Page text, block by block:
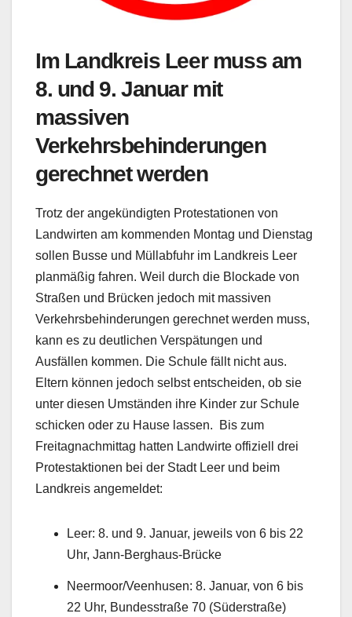
Im Landkreis Leer muss am
8. und 9. Januar mit
massiven
Verkehrsbehinderungen
gerechnet werden
Trotz der angekündigten Protestationen von
Landwirten am kommenden Montag und Dienstag
sollen Busse und Müllabfuhr im Landkreis Leer
planmäßig fahren. Weil durch die Blockade von
Straßen und Brücken jedoch mit massiven
Verkehrsbehinderungen gerechnet werden muss,
kann es zu deutlichen Verspätungen und
Ausfällen kommen. Die Schule fällt nicht aus.
Eltern können jedoch selbst entscheiden, ob sie
unter diesen Umständen ihre Kinder zur Schule
schicken oder zu Hause lassen. Bis zum
Freitagnachmittag hatten Landwirte offiziell drei
Protestaktionen bei der Stadt Leer und beim
Landkreis angemeldet:
Leer: 8. und 9. Januar, jeweils von 6 bis 22
Uhr, Jann-Berghaus-Brücke
Neermoor/Veenhusen: 8. Januar, von 6 bis
22 Uhr, Bundesstraße 70 (Süderstraße)